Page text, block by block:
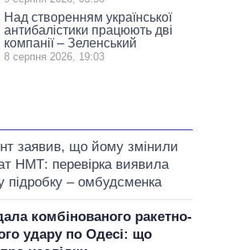
Над створенням української
антибалістики працюють дві
компанії – Зеленський
8 серпня 2026, 19:03
заявив, що йому змінили
НМТ: перевірка виявила
підробку – омбудсменка
комбінованого ракетно-
удару по Одесі: що